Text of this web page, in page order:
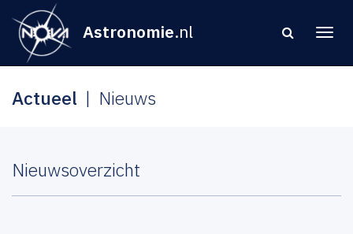
Astronomie.nl
Actueel Nieuws
Nieuwsoverzicht